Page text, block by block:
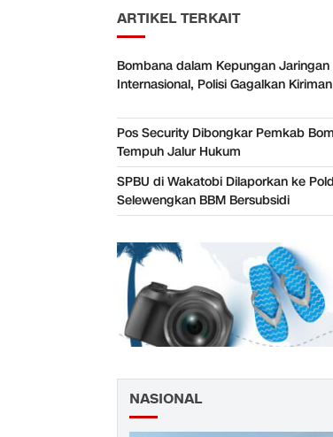
ARTIKEL TERKAIT
Bombana dalam Kepungan
Internasional, Polisi Gagalkan
Pos Security Dibongkar Pemkab
Tempuh Jalur Hukum
SPBU di Wakatobi Dilaporkan ke
Selewengkan BBM Bersubsidi
NASIONAL